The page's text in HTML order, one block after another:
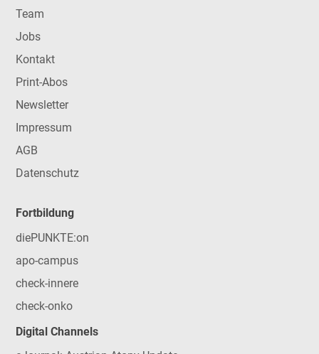
Team
Jobs
Kontakt
Print-Abos
Newsletter
Impressum
AGB
Datenschutz
Fortbildung
diePUNKTE:on
apo-campus
check-innere
check-onko
Digital Channels